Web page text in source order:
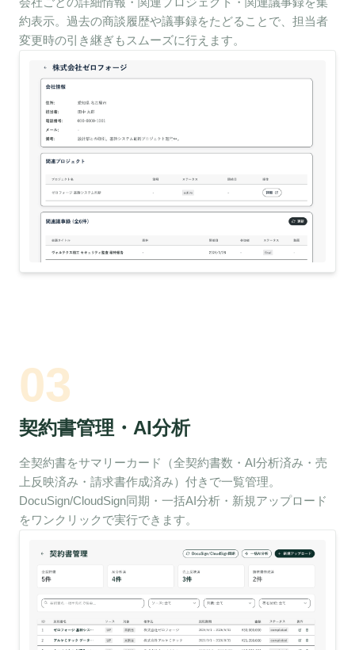
約表示。過去の商談履歴や議事録をたどることで、担当者
変更時の引き継ぎもスムーズに行えます。
03
契約書管理・AI分析
全契約書をサマリーカード（全契約書数・AI分析済み・売
上反映済み・請求書作成済み）付きで一覧管理。
DocuSign/CloudSign同期・一括AI分析・新規アップロード
をワンクリックで実行できます。